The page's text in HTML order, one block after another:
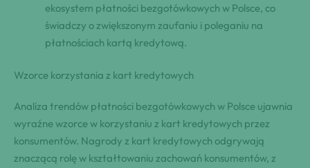
ekosystem płatności bezgotówkowych w Polsce, co
świadczy o zwiększonym zaufaniu i poleganiu na
płatnościach kartą kredytową.
Wzorce korzystania z kart kredytowych
Analiza trendów płatności bezgotówkowych w Polsce ujawnia
wyraźne wzorce w korzystaniu z kart kredytowych przez
konsumentów. Nagrody z kart kredytowych odgrywają
znaczącą rolę w kształtowaniu zachowań konsumentów, z